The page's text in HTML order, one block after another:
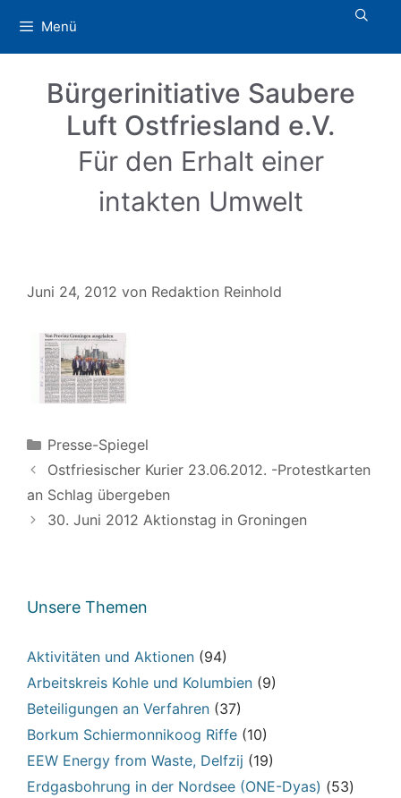
Inhalt
springen
Menü
Bürgerinitiative Saubere
Luft Ostfriesland e.V.
Für den Erhalt einer
intakten Umwelt
Juni 24, 2012 von Redaktion Reinhold
Kategorien
Presse-Spiegel
Ostfriesischer Kurier 23.06.2012. -Protestkarten
an Schlag übergeben
30. Juni 2012 Aktionstag in Groningen
Unsere Themen
Aktivitäten und Aktionen (94)
Arbeitskreis Kohle und Kolumbien (9)
Beteiligungen an Verfahren (37)
Borkum Schiermonnikoog Riffe (10)
EEW Energy from Waste, Delfzij (19)
Erdgasbohrung in der Nordsee (ONE-Dyas) (53)